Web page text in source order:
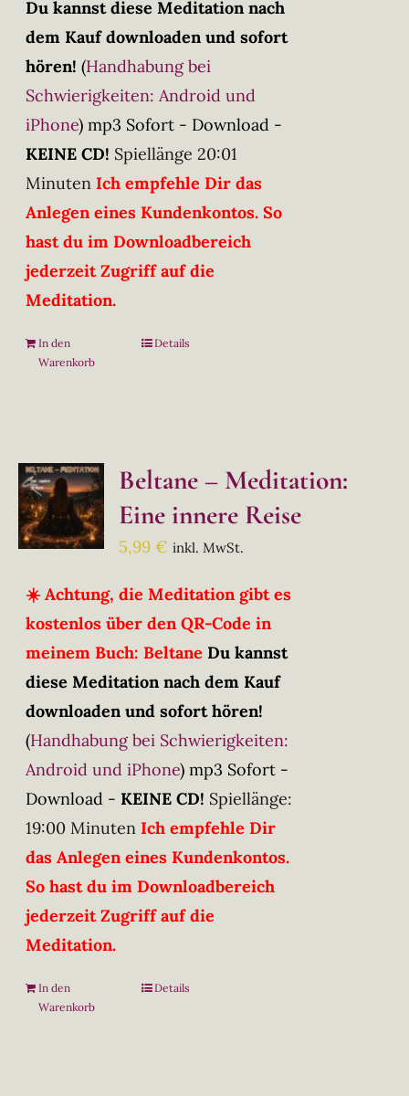
Du kannst diese Meditation nach
dem Kauf downloaden und sofort
hören! (Handhabung bei
Schwierigkeiten: Android und
iPhone) mp3 Sofort - Download -
KEINE CD! Spiellänge 20:01
Minuten Ich empfehle Dir das
Anlegen eines Kundenkontos. So
hast du im Downloadbereich
jederzeit Zugriff auf die
Meditation.
In den
Warenkorb
Details
Beltane – Meditation:
Eine innere Reise
5,99€ inkl. MwSt.
☀️ Achtung, die Meditation gibt es
kostenlos über den QR-Code in
meinem Buch: Beltane Du kannst
diese Meditation nach dem Kauf
downloaden und sofort hören!
(Handhabung bei Schwierigkeiten:
Android und iPhone) mp3 Sofort -
Download - KEINE CD! Spiellänge:
19:00 Minuten Ich empfehle Dir
das Anlegen eines Kundenkontos.
So hast du im Downloadbereich
jederzeit Zugriff auf die
Meditation.
In den
Warenkorb
Details